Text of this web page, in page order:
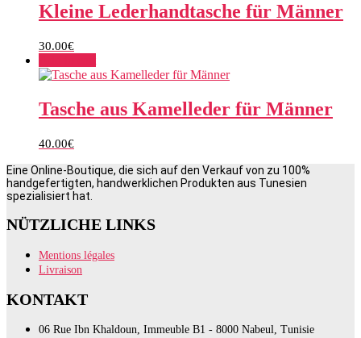
Kleine Lederhandtasche für Männer
30.00€
Tasche aus Kamelleder für Männer
40.00€
Eine Online-Boutique, die sich auf den Verkauf von zu 100%
handgefertigten, handwerklichen Produkten aus Tunesien
spezialisiert hat.
NÜTZLICHE LINKS
Mentions légales
Livraison
KONTAKT
06 Rue Ibn Khaldoun, Immeuble B1 - 8000 Nabeul, Tunisie